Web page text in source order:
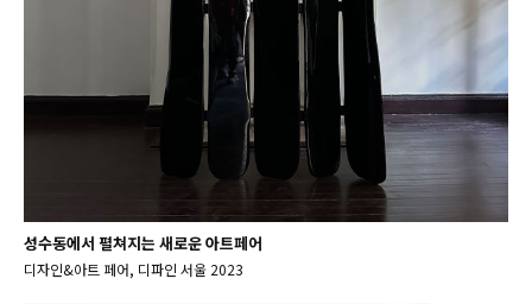
성수동에서 펼쳐지는 새로운 아트페어
디자인&아트 페어, 디파인 서울 2023